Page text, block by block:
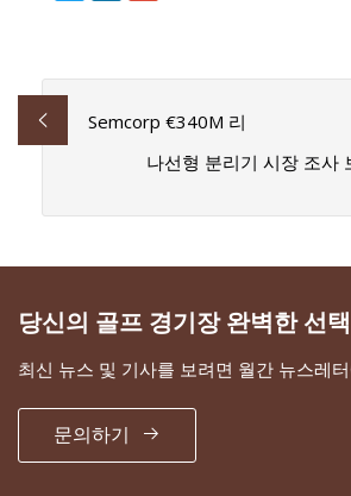
Semcorp €340M 리
나선형 분리기 시장 조사
당신의 골프 경기장 완벽한 선택
최신 뉴스 및 기사를 보려면 월간 뉴스레
문의하기